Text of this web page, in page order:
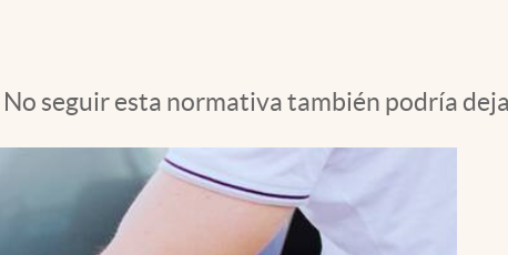
seguir esta normativa también podría